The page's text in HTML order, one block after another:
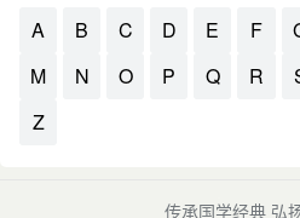
A B C D E F
M
N O P Q R
Z
传承国学经典 弘